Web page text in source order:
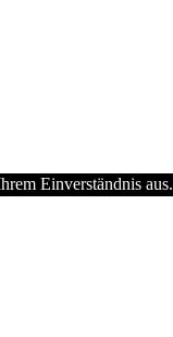
Einverständnis aus.